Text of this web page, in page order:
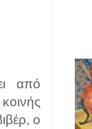
από
ο